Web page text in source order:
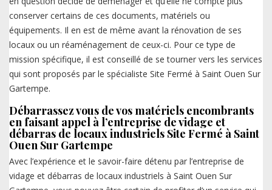
conserver certains de ces documents, matériels ou
équipements. Il en est de même avant la rénovation de ses
locaux ou un réaménagement de ceux-ci. Pour ce type de
mission spécifique, il est conseillé de se tourner vers les services
qui sont proposés par le spécialiste Site Fermé à Saint Ouen Sur
Gartempe.
Débarrassez vous de vos matériels encombrants
en faisant appel à l’entreprise de vidage et
débarras de locaux industriels Site Fermé à Saint
Ouen Sur Gartempe
Avec l’expérience et le savoir-faire détenu par l’entreprise de
vidage et débarras de locaux industriels à Saint Ouen Sur